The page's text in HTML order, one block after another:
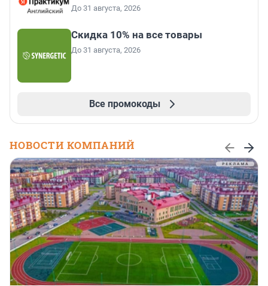
До 31 августа, 2026
Скидка 10% на все товары
До 31 августа, 2026
Все промокоды
НОВОСТИ КОМПАНИЙ